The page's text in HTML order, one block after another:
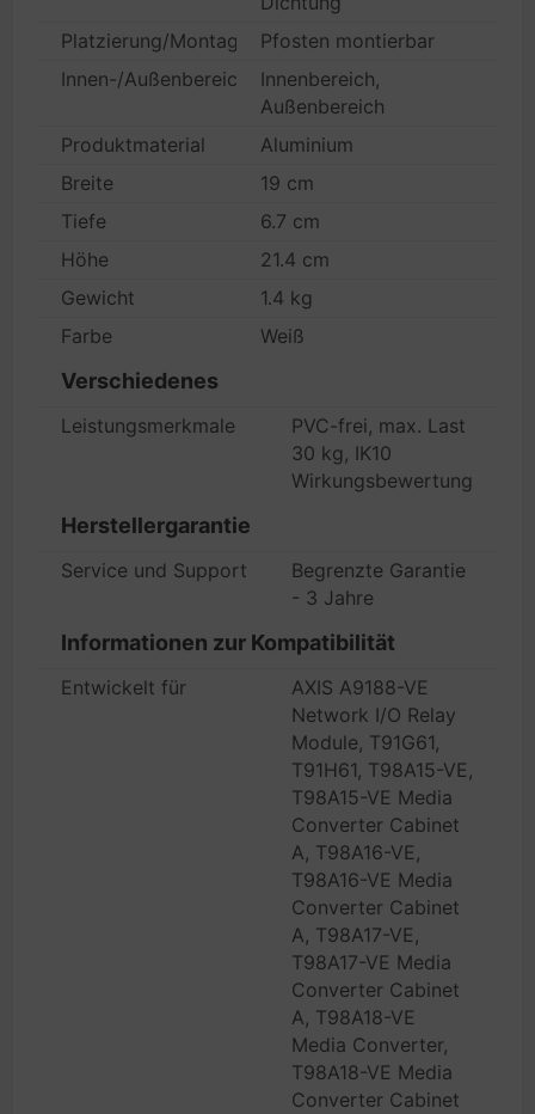
Platzierung/Montage
Pfosten montierbar
Innen-/Außenbereich
Innenbereich,
Außenbereich
Produktmaterial
Aluminium
Breite
19 cm
Tiefe
6.7 cm
Höhe
21.4 cm
Gewicht
1.4 kg
Farbe
Weiß
Verschiedenes
Leistungsmerkmale
PVC-frei, max. Last
30 kg, IK10
Wirkungsbewertung
Herstellergarantie
Service und Support
Begrenzte Garantie
- 3 Jahre
Informationen zur Kompatibilität
Entwickelt für
AXIS A9188-VE
Network I/O Relay
Module, T91G61,
T91H61, T98A15-VE,
T98A15-VE Media
Converter Cabinet
A, T98A16-VE,
T98A16-VE Media
Converter Cabinet
A, T98A17-VE,
T98A17-VE Media
Converter Cabinet
A, T98A18-VE
Media Converter,
T98A18-VE Media
Converter Cabinet